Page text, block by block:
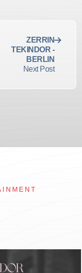
ZERRIN
TEKINDOR -
BERLIN
Next Post